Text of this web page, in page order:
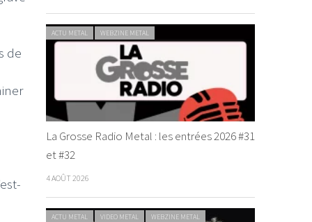
de
ACTU METAL WEBZINE METAL
La Grosse Radio Metal : les entrées 2026 #31
et #32
4 AOÛT 2026
ACTU METAL VIDEO METAL WEBZINE METAL